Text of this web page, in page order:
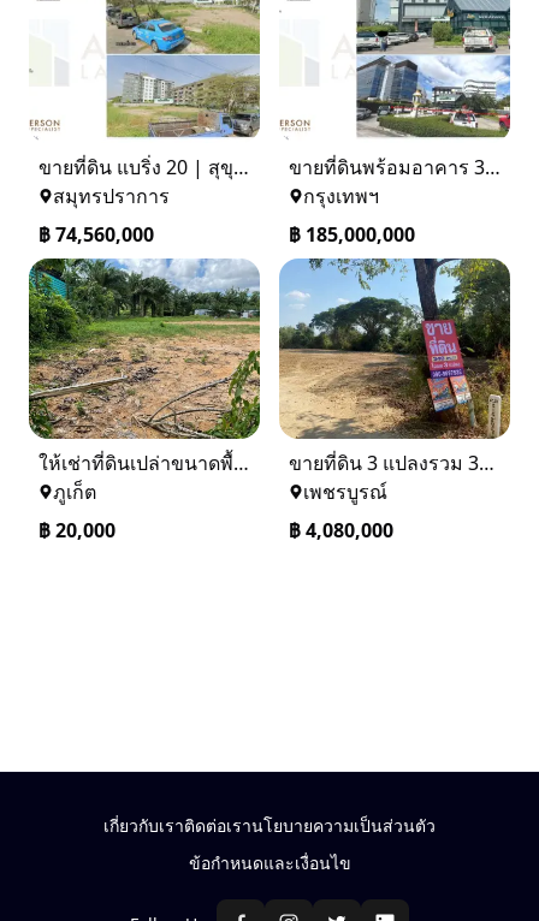
ขายที่ดิน แบริ่ง 20 | สุขุมวิท 107
สมุทรปราการ
฿74,560,000
ขายที่ดินพร้อมอาคาร 3 ชั้น / โกดังสินค้า ที่จอดรถ 50 คัน
กรุงเทพฯ
฿ 185,000,000
ให้เช่าที่ดินเปล่าขนาดพื้นที่ 1 ไร่ 2 งาน 80 ตารางวา อำเภอถลาง
ภูเก็ต
฿20,000
ขายที่ดิน 3 แปลงรวม 340 ตรว ราคา ตรว. ล่ะ 12000 บาท เมืองเพชรบูรณ์
เพชรบูรณ์
฿4,080,000
เกี่ยวกับเราติดต่อเรานโยบายความเป็นส่วนตัว
ข้อกำหนดและเงื่อนไข